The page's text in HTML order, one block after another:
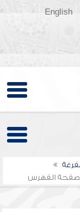
English
صفحة الفهرس